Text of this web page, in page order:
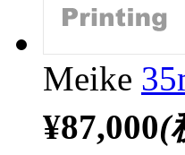
Meike
¥87,000(